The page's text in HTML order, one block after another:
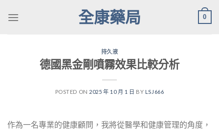
全康藥局 0
持久液
德國黑金剛噴霧效果比較分析
POSTED ON 2025 年 10 月 1 日 BY LSJ666
作為一名專業的健康顧問，我將從醫學和健康管理的角度，